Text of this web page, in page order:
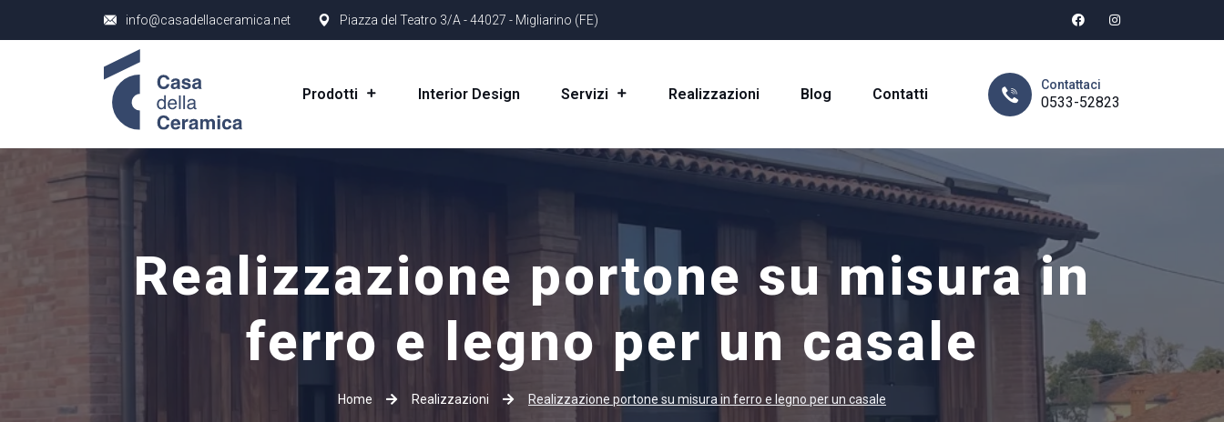
info@casadellaceramica.net Piazza del Teatro 3/A - 44027 - Migliarino (FE)
Prodotti Interior Design Servizi Realizzazioni Blog Contatti
Contattaci
0533-52823
Realizzazione portone su misura in
ferro e legno per un casale
Home Realizzazioni Realizzazione portone su misura in ferro e legno per un casale